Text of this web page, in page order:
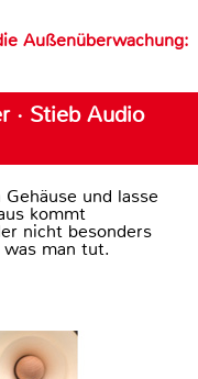
Außenüberwachung:
· Stieb Audio
und lasse
kommt
nicht besonders
man tut.